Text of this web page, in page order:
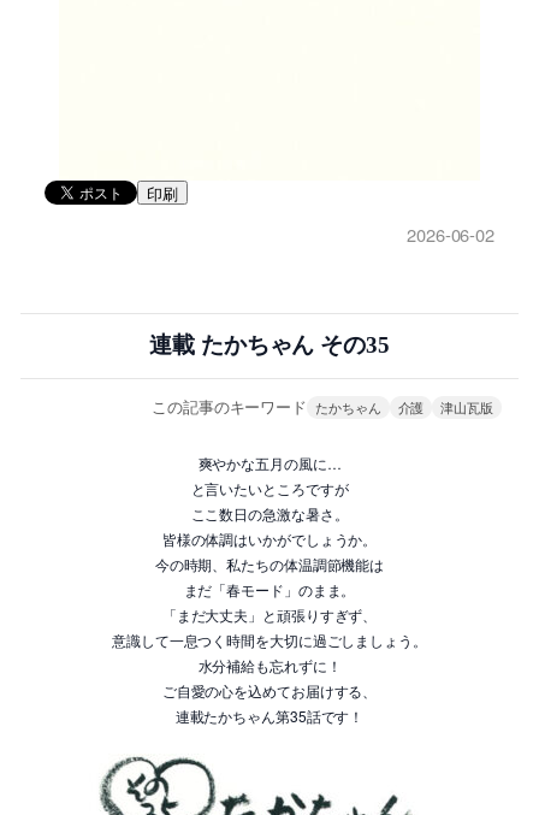
印刷
2026-06-02
連載 たかちゃん その35
この記事のキーワード たかちゃん 介護 津山瓦版
爽やかな五月の風に…
と言いたいところですが
ここ数日の急激な暑さ。
皆様の体調はいかがでしょうか。
今の時期、私たちの体温調節機能は
まだ「春モード」のまま。
「まだ大丈夫」と頑張りすぎず、
意識して一息つく時間を大切に過ごしましょう。
水分補給も忘れずに！
ご自愛の心を込めてお届けする、
連載たかちゃん第35話です！